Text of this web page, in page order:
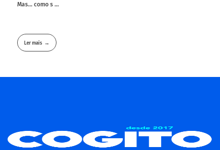
Mas... como s ...
Ler mais